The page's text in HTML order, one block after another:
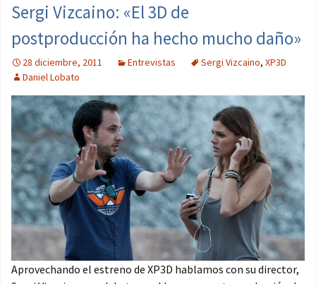
Sergi Vizcaino: «El 3D de
postproducción ha hecho mucho daño»
28 diciembre, 2011 Entrevistas Sergi Vizcaino, XP3D
Daniel Lobato
Aprovechando el estreno de XP3D hablamos con su director,